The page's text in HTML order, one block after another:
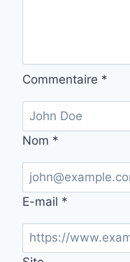
Commentaire *
Nom *
E-mail *